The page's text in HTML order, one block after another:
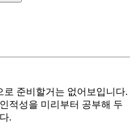
준비할거는 없어보입니다.
적성을 미리부터 공부해 두
.